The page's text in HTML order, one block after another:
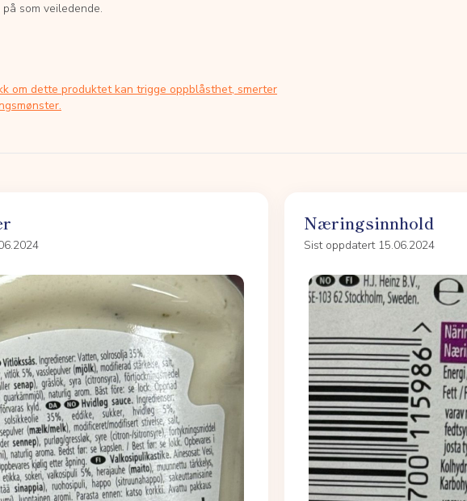
som veiledende.
om dette produktet kan trigge oppblåsthet, smerter
Næringsinnhold
Sist oppdatert 15.06.2024